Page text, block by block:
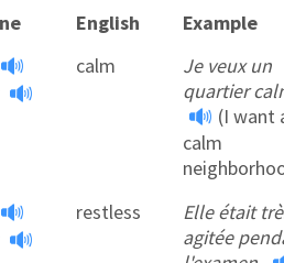
English
Example
calm
Je veux un
quartier
(I want
calm
restless
Elle était
agitée